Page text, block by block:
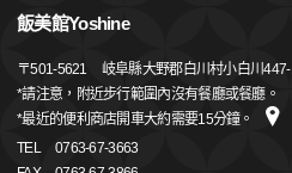
飯美館Yoshine
〒501-5621
岐阜縣大野郡白川村小白川
*請注意，附近步行範圍內沒有餐廳或餐廳。
*最近的便利商店開車大約需要15分鐘。
TEL
0763-67-3663